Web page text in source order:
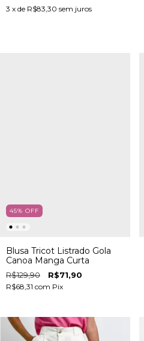
3 x de R$83,30 sem juros
45% OFF
Blusa Tricot Listrado Gola
Canoa Manga Curta
R$129,90 R$71,90
R$68,31 com Pix